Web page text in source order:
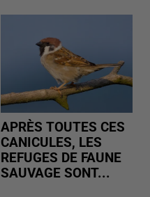
APRÈS TOUTES CES
CANICULES, LES
REFUGES DE FAUNE
SAUVAGE SONT...